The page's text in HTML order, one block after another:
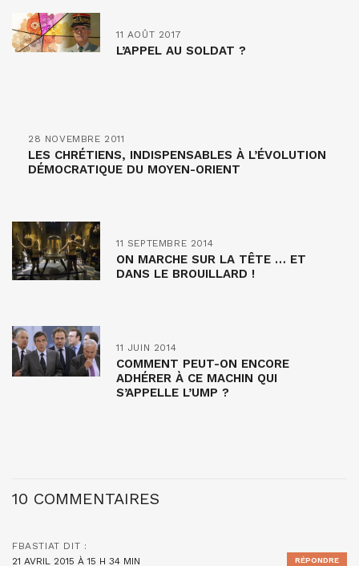
11 AOÛT 2017
L’APPEL AU SOLDAT ?
28 NOVEMBRE 2011
LES CHRÉTIENS, INDISPENSABLES À L’ÉVOLUTION
DÉMOCRATIQUE DU MOYEN-ORIENT
11 SEPTEMBRE 2014
ON MARCHE SUR LA TÊTE … ET
DANS LE BROUILLARD !
11 JUIN 2014
COMMENT PEUT-ON ENCORE
ADHÉRER À CE MACHIN QUI
S’APPELLE L’UMP ?
10 COMMENTAIRES
FBASTIAT DIT :
21 AVRIL 2015 À 15 H 34 MIN
RÉPONDRE